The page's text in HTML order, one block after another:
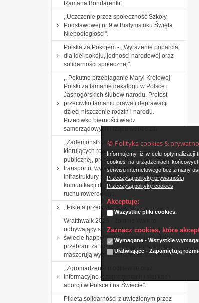
🍪 Polityka cookies &
Informujemy, iż w celu
cookies na urządzeniach
serwisu internetowego bez zmiany
Przeczytaj politykę prywatności
Przeczytaj politykę cookies
Akceptuję:
Wszystkie pliki cookies.
Zaznacz cookies, które
Wymagane - Wszystkie
Ułatwiające - Zapamiętują
Ramana Bondarenki”.
,,Uczczenie przez społeczność Szkoły
Podstawowej nr 9 w Białymstoku Święta
Niepodległości".
Polska za Pokojem - ,,Wyrażenie poparcia
dla idei pokoju, jedności narodowej oraz
solidarności społecznej".
,, Pokutne przebłaganie Maryi Królowej
Polski za łamanie dekalogu w Polsce i
Jasnogórskich ślubów narodu. Protest
przeciwko łamaniu prawa i deprawacji
dzieci niszczenie rodzin i narodu.
Przeciwko bierności władz
samorządowych i rządu wobec zła
,,Zademonstrowanie obecności osób
kierujących rowerami w przestrzeni
publicznej, promocja roweru jako środka
transportu, wyrażenie postulatu tworzenia
infrastruktury rowerowej jako spójnej, sieci
komunikacji dostosowanej do potrzeb
ruchu rowerowego
,,Pikieta przeciwko aborcji”.
Wraithwalk 2025 - Zombie Walk to
odbywający się w miastach na całym
świecie happening, w którym uczestnicy
przebrani za filmowe żywe trupy tłumnie
maszerują wyznaczoną wcześniej trasą.
,,Zgromadzenie modlitewne oraz
informacyjne o zagrożeniach i skutkach
aborcji w Polsce i na Świecie”.
Pikieta solidarności z uwięzionym przez